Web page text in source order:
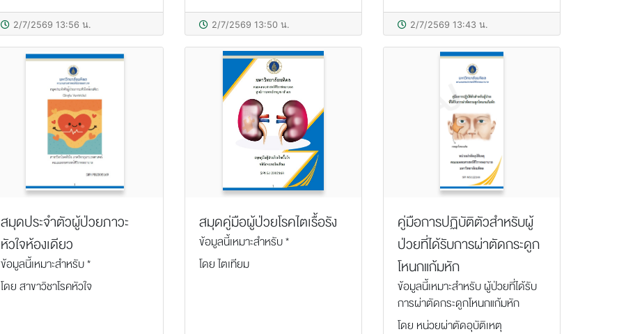
2/7/2569 13:56 น. 2/7/2569 13:50 น. 2/7/2569 13:43 น.
สมุดประจำตัวผู้ป่วยภาวะ
หัวใจห้องเดียว
ข้อมูลนี้เหมาะสำหรับ *
โดย สาขาวิชาโรคหัวใจ
สมุดคู่มือผู้ป่วยโรคไตเรื้อรัง
ข้อมูลนี้เหมาะสำหรับ *
โดย ไตเทียม
คู่มือการปฏิบัติตัวสำหรับผู้
ป่วยที่ได้รับการผ่าตัดกระดูก
โหนกแก้มหัก
ข้อมูลนี้เหมาะสำหรับ ผู้ป่วยที่ได้รับ
การผ่าตัดกระดูกโหนกแก้มหัก
โดย หน่วยผ่าตัดอุบัติเหตุ